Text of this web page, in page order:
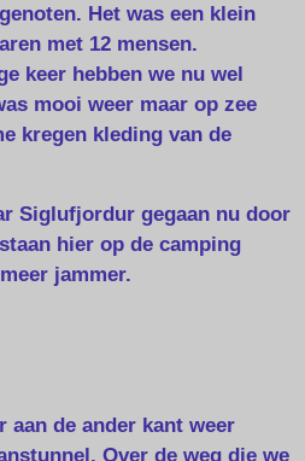
Het was een klein
met 12 mensen.
keer hebben we nu wel
mooi weer maar op zee
kregen kleding van de
Siglufjordur gegaan nu door
hier op de camping
jammer.
de ander kant weer
Over de weg die we